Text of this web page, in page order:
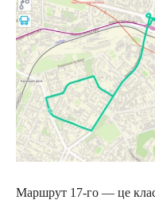
Маршрут 17-го — це